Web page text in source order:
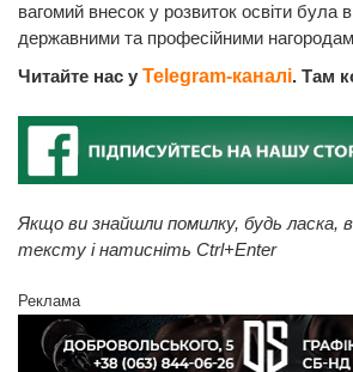
вагомий внесок у розвиток освіти була
державними та професійними
Читайте нас у Telegram-каналі. Там
Якщо ви знайшли помилку, будь ласка,
тексту і натисніть Ctrl+Enter
Реклама